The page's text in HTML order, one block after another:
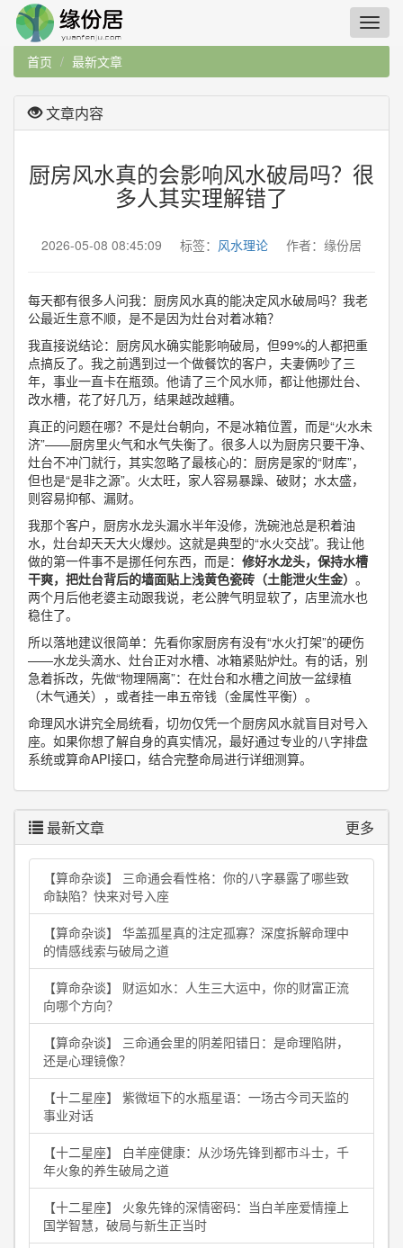
首页 最新文章
文章内容
厨房风水真的会影响风水破局吗？很
多人其实理解错了
2026-05-08 08:45:09 标签： 风水理论 作者：缘份居
每天都有很多人问我：厨房风水真的能决定风水破局吗？我老
公最近生意不顺，是不是因为灶台对着冰箱？
我直接说结论：厨房风水确实能影响破局，但99%的人都把重
点搞反了。我之前遇到过一个做餐饮的客户，夫妻俩吵了三
年，事业一直卡在瓶颈。他请了三个风水师，都让他挪灶台、
改水槽，花了好几万，结果越改越糟。
真正的问题在哪？不是灶台朝向，不是冰箱位置，而是“火水未
济”——厨房里火气和水气失衡了。很多人以为厨房只要干净、
灶台不冲门就行，其实忽略了最核心的：厨房是家的“财库”，
但也是“是非之源”。火太旺，家人容易暴躁、破财；水太盛，
则容易抑郁、漏财。
我那个客户，厨房水龙头漏水半年没修，洗碗池总是积着油
水，灶台却天天大火爆炒。这就是典型的“水火交战”。我让他
做的第一件事不是挪任何东西，而是： 修好水龙头，保持水槽
干爽，把灶台背后的墙面贴上浅黄色瓷砖（土能泄火生金） 。
两个月后他老婆主动跟我说，老公脾气明显软了，店里流水也
稳住了。
所以落地建议很简单：先看你家厨房有没有“水火打架”的硬伤
——水龙头滴水、灶台正对水槽、冰箱紧贴炉灶。有的话，别
急着拆改，先做“物理隔离”：在灶台和水槽之间放一盆绿植
（木气通关），或者挂一串五帝钱（金属性平衡）。
命理风水讲究全局统看，切勿仅凭一个厨房风水就盲目对号入
座。如果你想了解自身的真实情况，最好通过专业的八字排盘
系统或算命API接口，结合完整命局进行详细测算。
最新文章 更多
【算命杂谈】 三命通会看性格：你的八字暴露了哪些致
命缺陷？快来对号入座
【算命杂谈】 华盖孤星真的注定孤寡？深度拆解命理中
的情感线索与破局之道
【算命杂谈】 财运如水：人生三大运中，你的财富正流
向哪个方向？
【算命杂谈】 三命通会里的阴差阳错日：是命理陷阱，
还是心理镜像？
【十二星座】 紫微垣下的水瓶星语：一场古今司天监的
事业对话
【十二星座】 白羊座健康：从沙场先锋到都市斗士，千
年火象的养生破局之道
【十二星座】 火象先锋的深情密码：当白羊座爱情撞上
国学智慧，破局与新生正当时